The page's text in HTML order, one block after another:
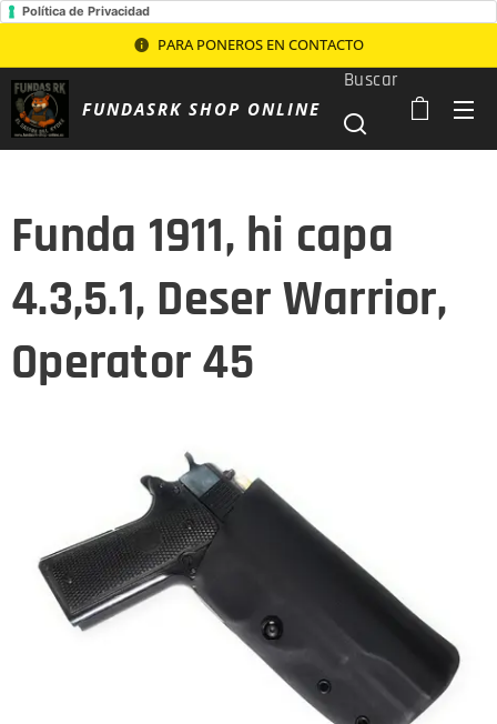
Política de Privacidad
PARA PONEROS EN CONTACTO
FUNDASRK SHOP ONLINE
Buscar
Funda 1911, hi capa
4.3,5.1, Deser Warrior,
Operator 45